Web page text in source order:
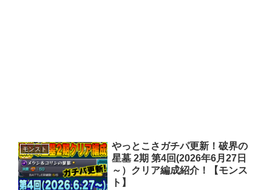
モンスト
やっとこさガチパ更新！破界の
星墓 2期 第4回(2026年6月27日
～）クリア編成紹介！【モンス
ト】